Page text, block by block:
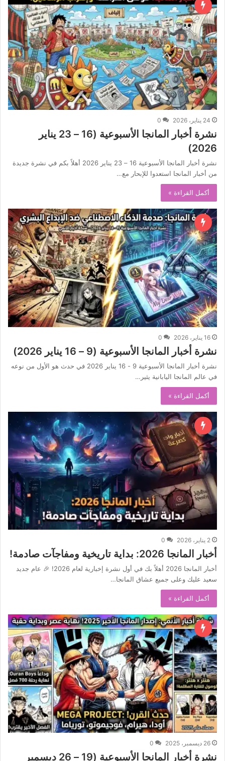
24 يناير، 2026 0
نشرة أخبار المانجا الأسبوعية (16 – 23 يناير
2026)
نشرة أخبار المانجا الأسبوعية 16 – 23 يناير 2026 أهلاً بكم في نشرة جديدة
من أخبار المانجا استعدوا للإبحار مع…
أكمل القراءة »
16 يناير، 2026 0
نشرة أخبار المانجا الأسبوعية (9 – 16 يناير 2026)
نشرة أخبار المانجا الأسبوعية 9 - 16 يناير 2026 في حدث هو الأول من نوعه
في عالم المانجا اليابانية يثير…
أكمل القراءة »
2 يناير، 2026 0
أخبار المانجا 2026: بداية تاريخية ومفاجآت صادمة!
أخبار المانجا 2026 أهلاً بك في أول نشرة إخبارية لعام 2026! 🎉 عام جديد
سعيد عليك وعلى جميع عشاق المانجا…
أكمل القراءة »
26 ديسمبر، 2025 0
نشرة أخبار المانجا الأسبوعية (19 – 26 ديسمبر